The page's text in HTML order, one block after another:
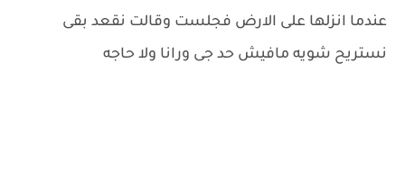
عندما انزلها على الارض فجلست وقالت نقعد بقى
نستريح شويه مافيش حد جى ورانا ولا حاجه